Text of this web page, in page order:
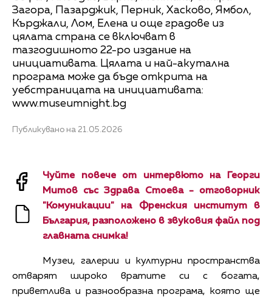
Загора, Пазарджик, Перник, Хасково, Ямбол,
Кърджали, Лом, Елена и още градове из
цялата страна се включват в
тазгодишното 22-ро издание на
инициативата. Цялата и най-акутална
програма може да бъде открита на
уебстраницата на инициативата:
www.museumnight.bg
Публикувано на 21.05.2026
Чуйте повече от интервюто на Георги
Митов със Здрава Стоева - отговорник
"Комуникации" на Френския институт в
България, разположено в звуковия файл под
главната снимка!
Музеи, галерии и културни пространства
отварят широко вратите си с богата,
приветлива и разнообразна програма, която ще